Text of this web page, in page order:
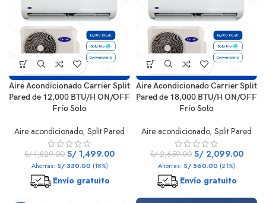
Aire Acondicionado Carrier Split
Pared de 12,000 BTU/H ON/OFF
Frío Solo
Aire acondicionado, Split Pared
S/1,829.00 S/ 1,499.00
Ahorras: S/330.00 (18%)
Envío gratuito
Aire Acondicionado Carrier Split
Pared de 18,000 BTU/H ON/OFF
Frío Solo
Aire acondicionado, Split Pared
S/2,659.00 S/2,099.00
Ahorras: S/560.00 (21%)
Envío gratuito